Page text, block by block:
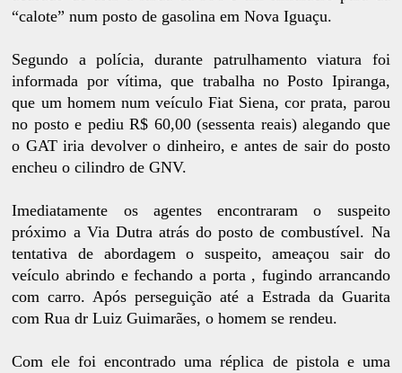
“calote” num posto de gasolina em Nova Iguaçu.
Segundo a polícia, durante patrulhamento viatura foi
informada por vítima, que trabalha no Posto Ipiranga,
que um homem num veículo Fiat Siena, cor prata, parou
no posto e pediu R$ 60,00 (sessenta reais) alegando que
o GAT iria devolver o dinheiro, e antes de sair do posto
encheu o cilindro de GNV.
Imediatamente os agentes encontraram o suspeito
próximo a Via Dutra atrás do posto de combustível. Na
tentativa de abordagem o suspeito, ameaçou sair do
veículo abrindo e fechando a porta , fugindo arrancando
com carro. Após perseguição até a Estrada da Guarita
com Rua dr Luiz Guimarães, o homem se rendeu.
Com ele foi encontrado uma réplica de pistola e uma